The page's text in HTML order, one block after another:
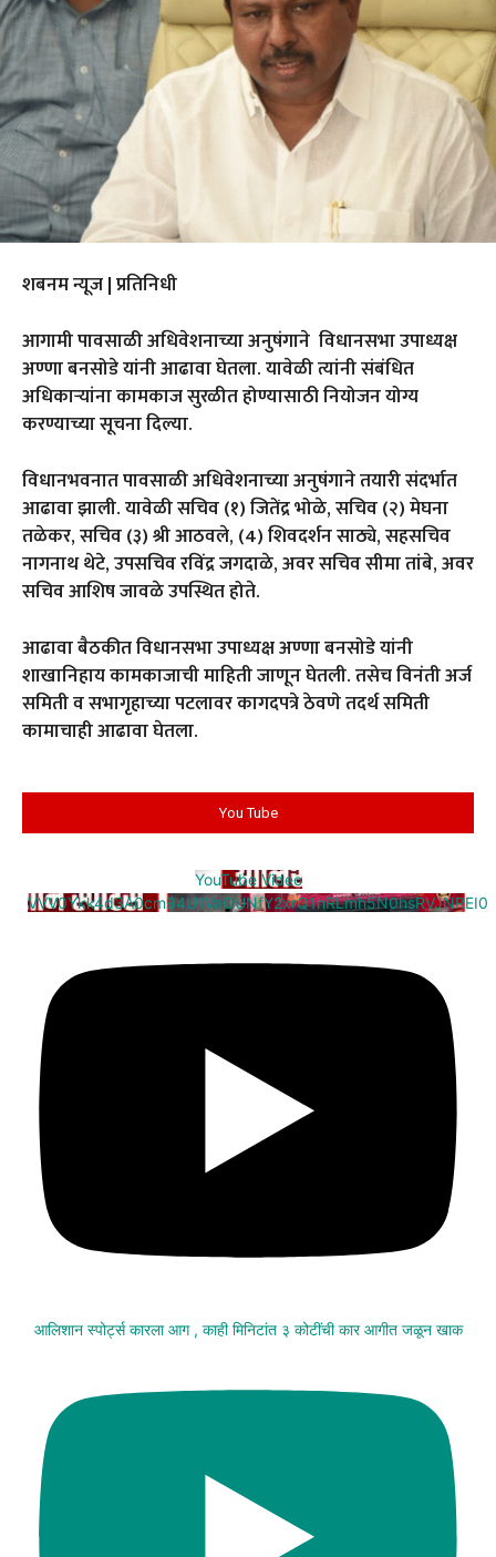
शबनम न्यूज | प्रतिनिधी
आगामी पावसाळी अधिवेशनाच्या अनुषंगाने विधानसभा उपाध्यक्ष
अण्णा बनसोडे यांनी आढावा घेतला. यावेळी त्यांनी संबंधित
अधिकाऱ्यांना कामकाज सुरळीत होण्यासाठी नियोजन योग्य
करण्याच्या सूचना दिल्या.
विधानभवनात पावसाळी अधिवेशनाच्या अनुषंगाने तयारी संदर्भात
आढावा झाली. यावेळी सचिव (१) जितेंद्र भोळे, सचिव (२) मेघना
तळेकर, सचिव (३) श्री आठवले, (4) शिवदर्शन साठ्ये, सहसचिव
नागनाथ थेटे, उपसचिव रविंद्र जगदाळे, अवर सचिव सीमा तांबे, अवर
सचिव आशिष जावळे उपस्थित होते.
आढावा बैठकीत विधानसभा उपाध्यक्ष अण्णा बनसोडे यांनी
शाखानिहाय कामकाजाची माहिती जाणून घेतली. तसेच विनंती अर्ज
समिती व सभागृहाच्या पटलावर कागदपत्रे ठेवणे तदर्थ समिती
कामाचाही आढावा घेतला.
You Tube
YouTube Video
VVV0Ykk4d3A0cm94U1VaQUNfY2xrQ1hRLmh5N0hsRVJNREI0
आलिशान स्पोर्ट्स कारला आग , काही मिनिटांत ३ कोटींची कार आगीत जळून खाक